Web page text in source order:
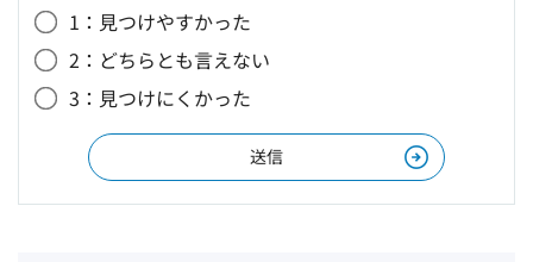
1：見つけやすかった
2：どちらとも言えない
3：見つけにくかった